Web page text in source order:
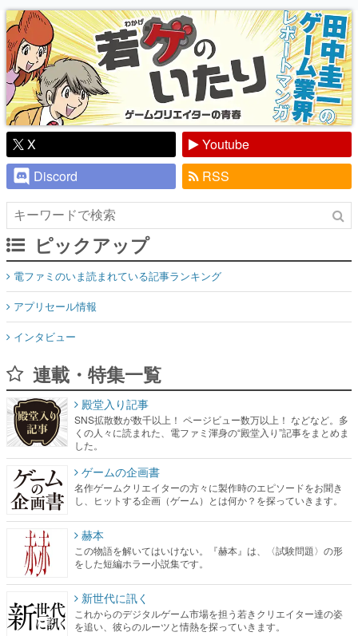
り】
X
Youtube
Discord
RSS
ピックアップ
電ファミのいま読まれている記事ランキング
アプリセール情報
インタビュー
連載・特集一覧
殿堂入り記事
SNS拡散数が数千以上！ ページビュー数万以上！ などなど。多
くの人々に読まれた、電ファミ渾身の“殿堂入り”記事をまとめま
した。
ゲームの企画書
名作ゲームクリエイターの方々に製作時のエピソードをお聞き
し、ヒットする企画（ゲーム）とは何か？を探っていきます。
赫本
この物語を解いてはいけない。『赫本』は、〈試験問題〉の形
をした短編ホラー小説集です。
新世代に訊く
これからのデジタルゲーム市場を担う若きクリエイター達の姿
を追い、彼らのルーツと情熱を探っていきます。